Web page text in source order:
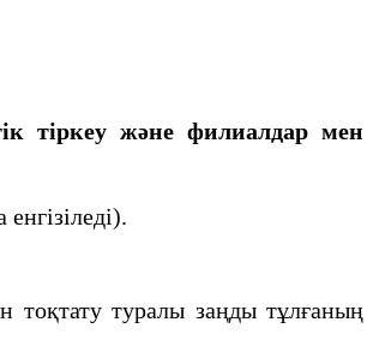
тіркеу және филиалдар мен
туралы заңды тұлғаның